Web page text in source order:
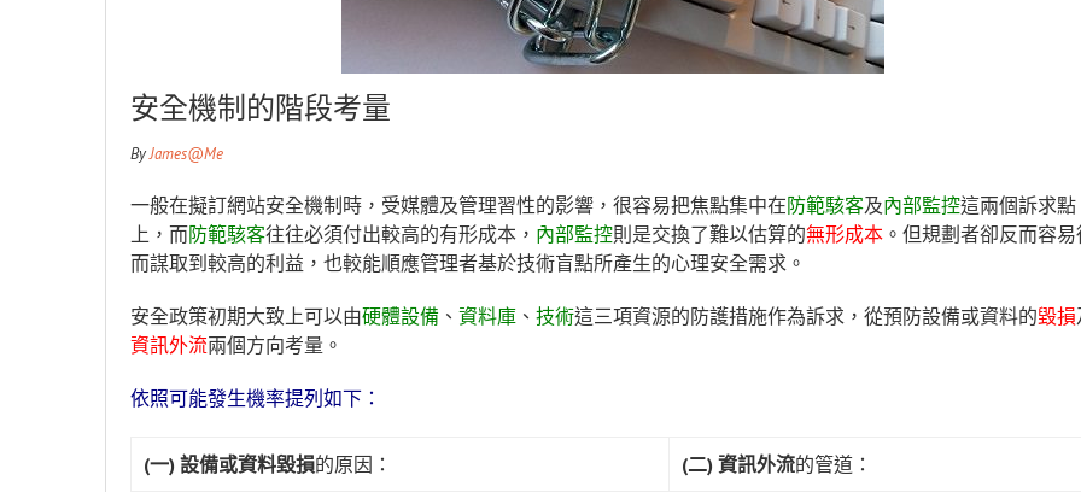
安全機制的階段考量
ByJames@Me
一般在擬訂網站安全機制時，受媒體及管理習性的影響，很容易把焦點集中在防範駭客及內部監控這兩個訴求點
上，而防範駭客往往必須付出較高的有形成本， 內部監控則是交換了難以估算的無形成本 。但規劃者卻反而容易
而謀取到較高的利益，也較能順應管理者基於技術盲點所產生的心理安全需求。
安全政策初期大致上可以由硬體設備 、 資料庫 、 技術這三項資源的防護措施作為訴求，從預防設備或資料的毀損
資訊外流兩個方向考量。
依照可能發生機率提列如下：
(一) 設備或資料毀損的原因： (二) 資訊外流的管道：